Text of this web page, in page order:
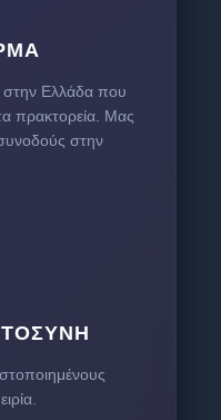
στην Ελλάδα που
πρακτορεία. Μας
στην